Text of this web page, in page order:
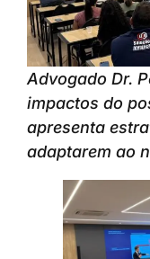
Advogado Dr.
impactos do
apresenta
adaptarem ao